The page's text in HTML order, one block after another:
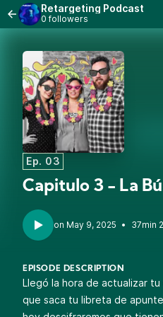
Retargeting Podcast
0 followers
Ep. 03
Capitulo 3 - La
• 37min
EPISODE DESCRIPTION
Llegó la hora de actualizar
que saca tu libreta de